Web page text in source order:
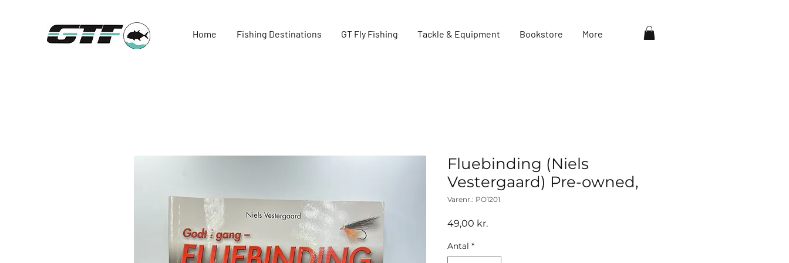
Home Fishing Destinations GT Fly Fishing Tackle & Equipment Bookstore More
Fluebinding (Niels
Vestergaard) Pre-owned,
Varenr.: PO1201
49,00 kr.Pris
Antal *